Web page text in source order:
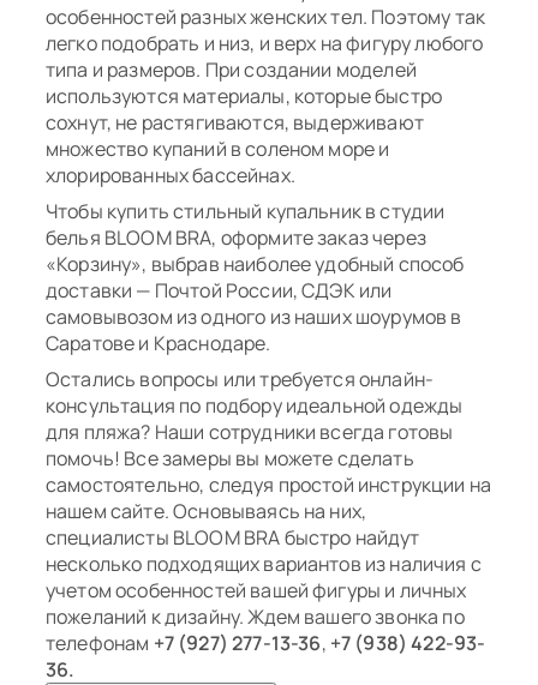
особенностей разных женских тел. Поэтому так
легко подобрать и низ, и верх на фигуру любого
типа и размеров. При создании моделей
используются материалы, которые быстро
сохнут, не растягиваются, выдерживают
множество купаний в соленом море и
хлорированных бассейнах.
Чтобы купить стильный купальник в студии
белья BLOOM BRA, оформите заказ через
«Корзину», выбрав наиболее удобный способ
доставки — Почтой России, СДЭК или
самовывозом из одного из наших шоурумов в
Саратове и Краснодаре.
Остались вопросы или требуется онлайн-
консультация по подбору идеальной одежды
для пляжа? Наши сотрудники всегда готовы
помочь! Все замеры вы можете сделать
самостоятельно, следуя простой инструкции на
нашем сайте. Основываясь на них,
специалисты BLOOM BRA быстро найдут
несколько подходящих вариантов из наличия с
учетом особенностей вашей фигуры и личных
пожеланий к дизайну. Ждем вашего звонка по
телефонам +7 (927) 277-13-36, +7 (938) 422-93-
36.